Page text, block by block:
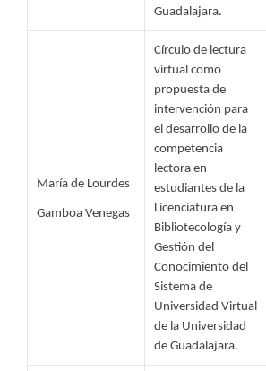
Guadalajara.
María de Lourdes
Gamboa Venegas
Círculo de lectura
virtual como
propuesta de
intervención para
el desarrollo de la
competencia
lectora en
estudiantes de la
Licenciatura en
Bibliotecología y
Gestión del
Conocimiento del
Sistema de
Universidad Virtual
de la Universidad
de Guadalajara.